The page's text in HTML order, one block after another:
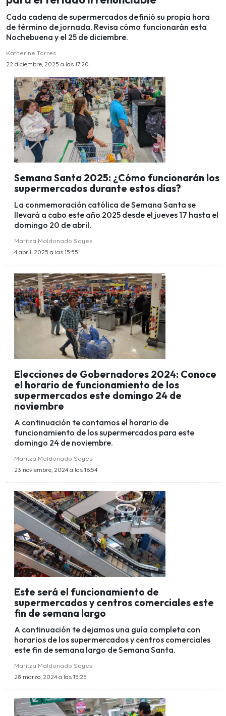
Cada cadena de supermercados definió su propia hora
de término de jornada. Revisa cómo funcionarán esta
Nochebuena y el 25 de diciembre.
Katherine Torres
22 diciembre, 2025 a las 17:20
Semana Santa 2025: ¿Cómo funcionarán los
supermercados durante estos días?
La conmemoración católica de Semana Santa se
llevará a cabo este año 2025 desde el jueves 17 hasta el
domingo 20 de abril.
Maritza Maldonado Sayes
4 abril, 2025 a las 15:55
Elecciones de Gobernadores 2024: Conoce
el horario de funcionamiento de los
supermercados este domingo 24 de
noviembre
A continuación te contamos el horario de
funcionamiento de los supermercados para este
domingo 24 de noviembre.
Maritza Maldonado Sayes
23 noviembre, 2024 a las 16:54
Este será el funcionamiento de
supermercados y centros comerciales este
fin de semana largo
A continuación te dejamos una guía completa con
horarios de los supermercados y centros comerciales
este fin de semana largo de Semana Santa.
Maritza Maldonado Sayes
28 marzo, 2024 a las 15:25